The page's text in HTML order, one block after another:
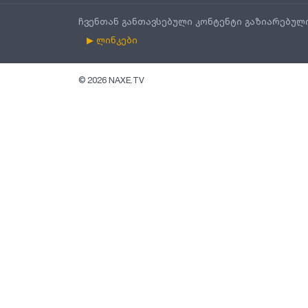
ჩვენთან განთავსებული კონტენტი
▶ ლინკები
© 2026 NAXE.TV